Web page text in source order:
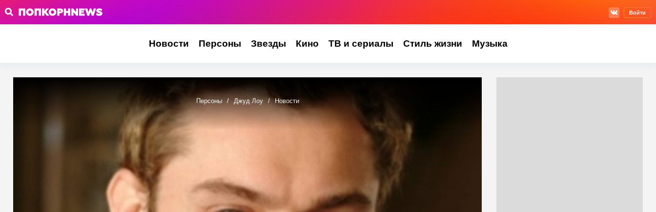
Войти
Новости Персоны Звезды Кино ТВ и сериалы Стиль жизни Музыка
Персоны / Джуд Лоу / Новости